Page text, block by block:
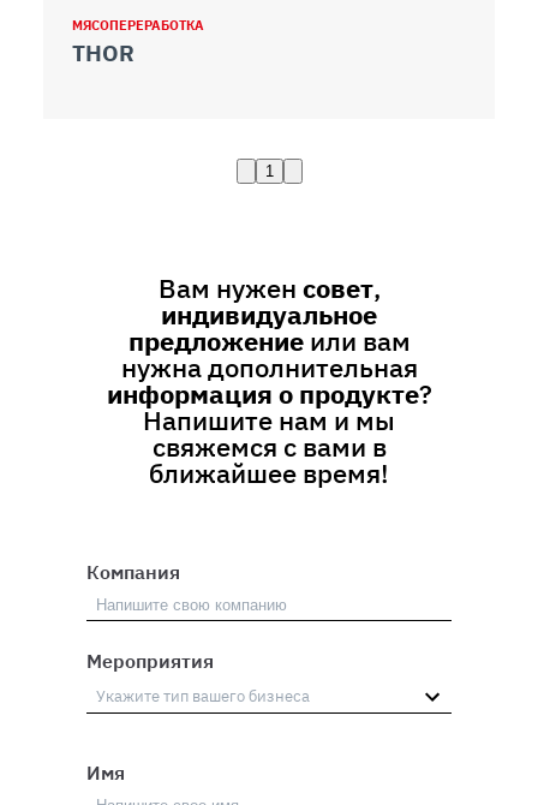
МЯСОПЕРЕРАБОТКА
THOR
1
Вам нужен совет,
индивидуальное
предложение или вам
нужна дополнительная
информация о продукте?
Напишите нам и мы
свяжемся с вами в
ближайшее время!
Компания
Мероприятия
Имя